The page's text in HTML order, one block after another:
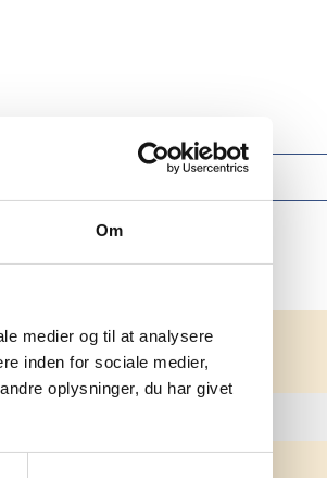
Om
medier og til at analysere
inden for sociale medier,
oplysninger, du har givet